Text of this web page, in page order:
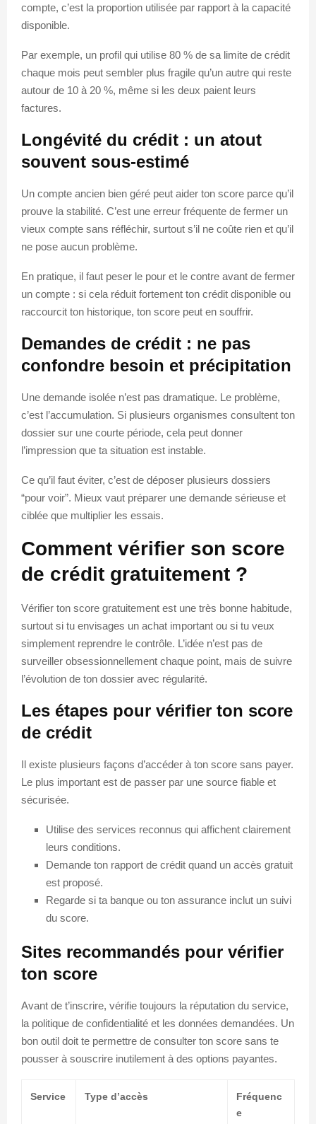
compte, c’est la proportion utilisée par rapport à la capacité
disponible.
Par exemple, un profil qui utilise 80 % de sa limite de crédit
chaque mois peut sembler plus fragile qu’un autre qui reste
autour de 10 à 20 %, même si les deux paient leurs
factures.
Longévité du crédit : un atout
souvent sous-estimé
Un compte ancien bien géré peut aider ton score parce qu’il
prouve la stabilité. C’est une erreur fréquente de fermer un
vieux compte sans réfléchir, surtout s’il ne coûte rien et qu’il
ne pose aucun problème.
En pratique, il faut peser le pour et le contre avant de fermer
un compte : si cela réduit fortement ton crédit disponible ou
raccourcit ton historique, ton score peut en souffrir.
Demandes de crédit : ne pas
confondre besoin et précipitation
Une demande isolée n’est pas dramatique. Le problème,
c’est l’accumulation. Si plusieurs organismes consultent ton
dossier sur une courte période, cela peut donner
l’impression que ta situation est instable.
Ce qu’il faut éviter, c’est de déposer plusieurs dossiers
“pour voir”. Mieux vaut préparer une demande sérieuse et
ciblée que multiplier les essais.
Comment vérifier son score
de crédit gratuitement ?
Vérifier ton score gratuitement est une très bonne habitude,
surtout si tu envisages un achat important ou si tu veux
simplement reprendre le contrôle. L’idée n’est pas de
surveiller obsessionnellement chaque point, mais de suivre
l’évolution de ton dossier avec régularité.
Les étapes pour vérifier ton score
de crédit
Il existe plusieurs façons d’accéder à ton score sans payer.
Le plus important est de passer par une source fiable et
sécurisée.
Utilise des services reconnus qui affichent clairement
leurs conditions.
Demande ton rapport de crédit quand un accès gratuit
est proposé.
Regarde si ta banque ou ton assurance inclut un suivi
du score.
Sites recommandés pour vérifier
ton score
Avant de t’inscrire, vérifie toujours la réputation du service,
la politique de confidentialité et les données demandées. Un
bon outil doit te permettre de consulter ton score sans te
pousser à souscrire inutilement à des options payantes.
Service Type d’accès
Fréquenc
e